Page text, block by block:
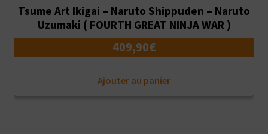
Tsume Art Ikigai – Naruto Shippuden – Naruto
Uzumaki ( FOURTH GREAT NINJA WAR )
409,90€
Ajouter au panier